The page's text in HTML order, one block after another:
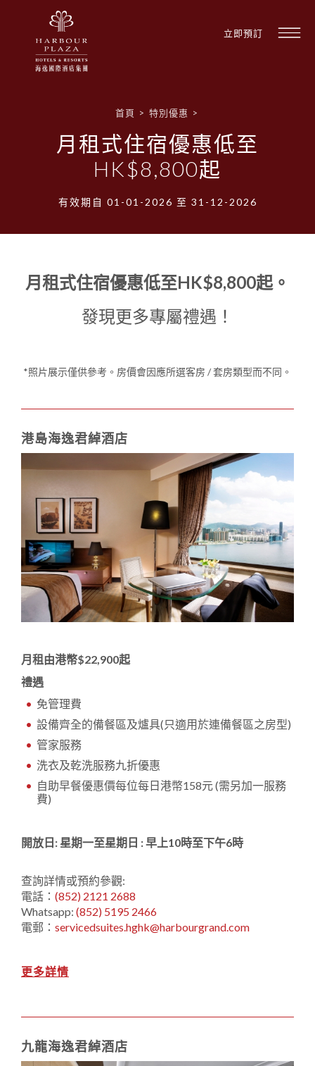
立即預訂
店
1
首頁 > 特別優惠 >
月租式住宿優惠低至
HK$8,800起
有效期自 01-01-2026 至 31-12-2026
月租式住宿優惠低至HK$8,800起。
發現更多專屬禮遇！
*照片展示僅供參考。房價會因應所選客房 / 套房類型而不同。
港島海逸君綽酒店
月租由港幣$22,900起
禮遇
免管理費
設備齊全的備餐區及爐具(只適用於連備餐區之房型)
管家服務
洗衣及乾洗服務九折優惠
自助早餐優惠價每位每日港幣158元 (需另加一服務
費)
開放日: 星期一至星期日 : 早上10時至下午6時
查詢詳情或預約參觀:
電話： (852) 2121 2688
Whatsapp: (852) 5195 2466
電郵： servicedsuites.hghk@harbourgrand.com
更多詳情
九龍海逸君綽酒店